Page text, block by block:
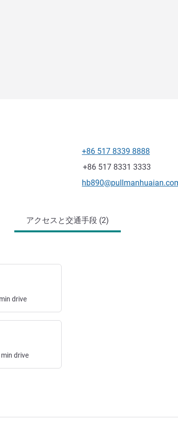
電話番号
+86 517 8339 8888
ファックス
+86 517 8331 3333
Eメール
アクセスと交通手段 (2)
min drive
min drive